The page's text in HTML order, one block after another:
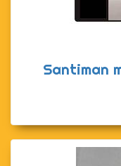
Santiman